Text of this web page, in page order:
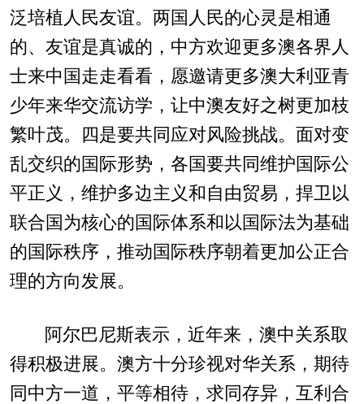
泛培植人民友谊。两国人民的心灵是相通
的、友谊是真诚的，中方欢迎更多澳各界人
士来中国走走看看，愿邀请更多澳大利亚青
少年来华交流访学，让中澳友好之树更加枝
繁叶茂。四是要共同应对风险挑战。面对变
乱交织的国际形势，各国要共同维护国际公
平正义，维护多边主义和自由贸易，捍卫以
联合国为核心的国际体系和以国际法为基础
的国际秩序，推动国际秩序朝着更加公正合
理的方向发展。
阿尔巴尼斯表示，近年来，澳中关系取
得积极进展。澳方十分珍视对华关系，期待
同中方一道，平等相待，求同存异，互利合